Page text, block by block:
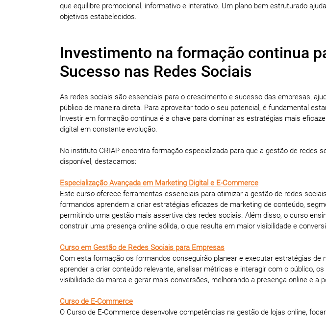
que equilibre promocional, informativo e interativo. Um plano bem estruturado
objetivos estabelecidos.
Investimento na formação continua
Sucesso nas Redes Sociais
As redes sociais são essenciais para o crescimento e sucesso das empresas,
público de maneira direta. Para aproveitar todo o seu potencial, é fundamental
Investir em formação contínua é a chave para dominar as estratégias mais
digital em constante evolução.
No instituto CRIAP encontra formação especializada para que a gestão de redes
disponível, destacamos:
Especialização Avançada em Marketing Digital e E-Commerce
Este curso oferece ferramentas essenciais para otimizar a gestão de redes
formandos aprendem a criar estratégias eficazes de marketing de conteúdo,
permitindo uma gestão mais assertiva das redes sociais. Além disso, o curso
construir uma presença online sólida, o que resulta em maior visibilidade e
Curso em Gestão de Redes Sociais para Empresas
Com esta formação os formandos conseguirão planear e executar estratégias de
aprender a criar conteúdo relevante, analisar métricas e interagir com o público,
visibilidade da marca e gerar mais conversões, melhorando a presença online e a
Curso de E-Commerce
O Curso de E-Commerce desenvolve competências na gestão de lojas online,